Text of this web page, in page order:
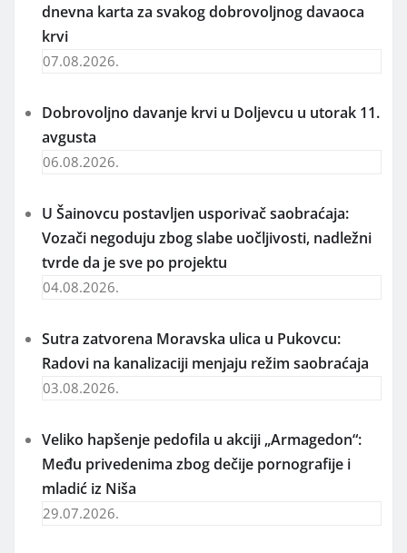
dnevna karta za svakog dobrovoljnog davaoca
krvi
07.08.2026.
Dobrovoljno davanje krvi u Doljevcu u utorak 11.
avgusta
06.08.2026.
U Šainovcu postavljen usporivač saobraćaja:
Vozači negoduju zbog slabe uočljivosti, nadležni
tvrde da je sve po projektu
04.08.2026.
Sutra zatvorena Moravska ulica u Pukovcu:
Radovi na kanalizaciji menjaju režim saobraćaja
03.08.2026.
Veliko hapšenje pedofila u akciji „Armagedon“:
Među privedenima zbog dečije pornografije i
mladić iz Niša
29.07.2026.